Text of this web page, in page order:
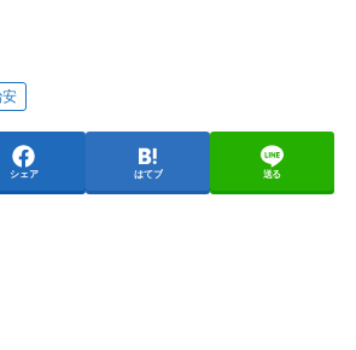
シェア はてブ 送る